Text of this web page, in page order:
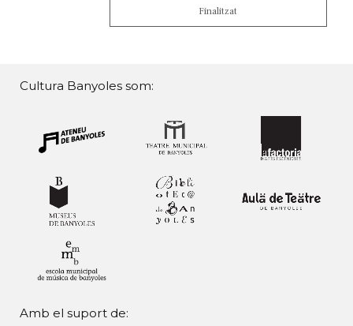
Finalitzat
Cultura Banyoles som:
Amb el suport de: